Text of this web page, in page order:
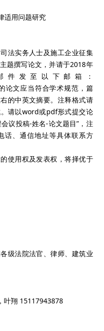
适用问题研究
法实务人士及施工企业征集
题撰写论文，并请于2018年
件发至以下邮箱：
论文应当符合学术规范，篇
的中英文摘要。注释格式请
请以word或pdf形式提交论
议投稿-姓名-论文题目”，注
话、通信地址等具体联系方
使用权及发表权，将择优于
级法院法官、律师、建筑业
叶翔 15117943878